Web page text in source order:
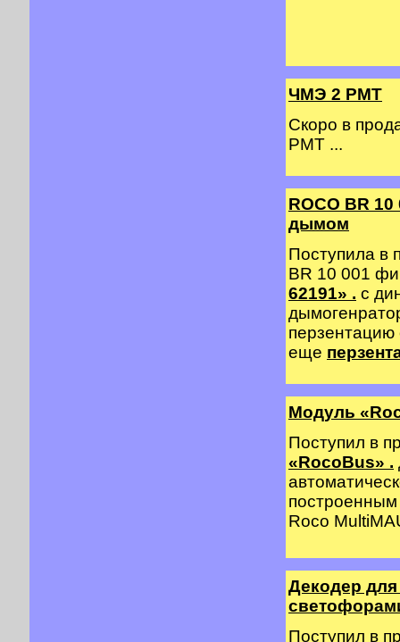
ЧМЭ 2 PMT
Скоро в
PMT ...
ROCO BR
дымом
Поступила в
BR 10 001
62191» . с
еще
Модуль
Поступил в
«RocoBus» .
Roco
Декодер
Поступил в